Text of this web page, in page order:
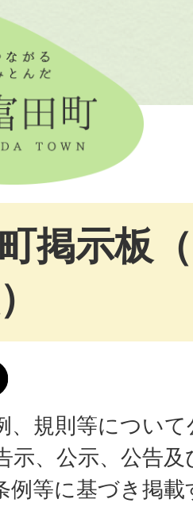
掲示板
、規則等につい
示、公示、公告
例等に基づき掲